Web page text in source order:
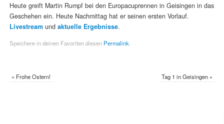
Heute greift Martin Rumpf bei den Europacuprennen in Geisingen in das
Geschehen ein. Heute Nachmittag hat er seinen ersten Vorlauf.
Livestreamund aktuelle Ergebnisse.
Speichere in deinen Favoriten diesen Permalink
«Frohe Ostern! Tag 1 in Geisingen »